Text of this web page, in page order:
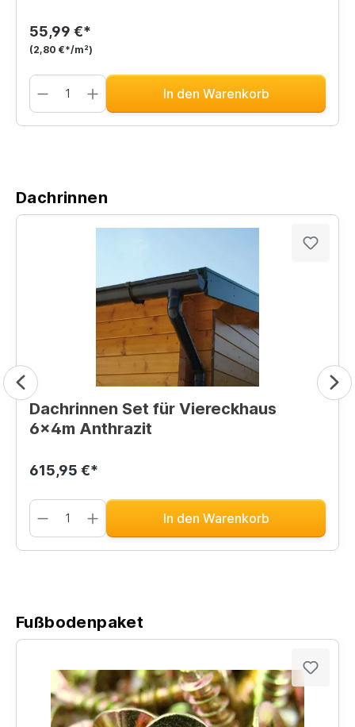
55,99 €*
(2,80 €*/m²)
In den Warenkorb
Dachrinnen
Dachrinnen Set für Viereckhaus
6x4m Anthrazit
615,95 €*
In den Warenkorb
Fußbodenpaket